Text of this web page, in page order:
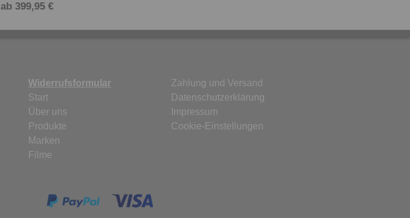
ab 399,95 €
Widerrufsformular
Start
Über uns
Produkte
Marken
Filme
Zahlung und Versand
Datenschutzerklärung
Impressum
Cookie-Einstellungen